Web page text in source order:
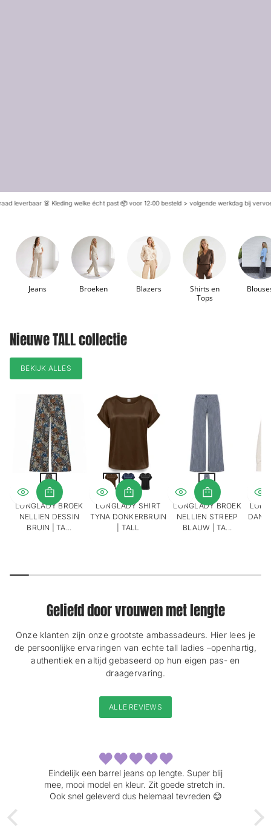
👗 Kleding welke écht past 📦 voor 12:00 besteld > volgende werkdag bij vervoerder ⭐️
Jeans Broeken Blazers
Shirts en
Tops
Nieuwe TALL collectie
BEKIJK ALLES
REGULIERE
PRIJS
€99,95
LONGLADY BROEK
NELLIEN DESSIN
BRUIN | TA...
u
i
n
REGULIERE
PRIJS
€69,95
LONGLADY SHIRT
TYNA DONKERBRUIN
| TALL
REGULIERE
PRIJS
€99,95
LONGLADY BROEK
NELLIEN STREEP
BLAUW | TA...
o
n
k
e
u
Geliefd door vrouwen met lengte
Onze klanten zijn onze grootste ambassadeurs. Hier lees je
de persoonlijke ervaringen van echte tall ladies –openhartig,
authentiek en altijd gebaseerd op hun eigen pas- en
draagervaring.
ALLE REVIEWS
Eindelijk een barrel jeans op lengte. Super blij
mee, mooi model en kleur. Zit goede stretch in.
Ook snel geleverd dus helemaal tevreden 😊